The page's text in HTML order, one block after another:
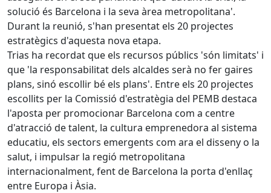
solució és Barcelona i la seva àrea metropolitana'.
Durant la reunió, s'han presentat els 20 projectes
estratègics d'aquesta nova etapa.
Trias ha recordat que els recursos públics 'són limitats' i
que 'la responsabilitat dels alcaldes serà no fer gaires
plans, sinó escollir bé els plans'. Entre els 20 projectes
escollits per la Comissió d'estratègia del PEMB destaca
l'aposta per promocionar Barcelona com a centre
d'atracció de talent, la cultura emprenedora al sistema
educatiu, els sectors emergents com ara el disseny o la
salut, i impulsar la regió metropolitana
internacionalment, fent de Barcelona la porta d'enllaç
entre Europa i Àsia.